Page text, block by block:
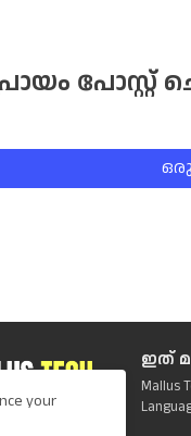
പോസ്റ്റ്
ഒരു
ഇത്
Mallus
your